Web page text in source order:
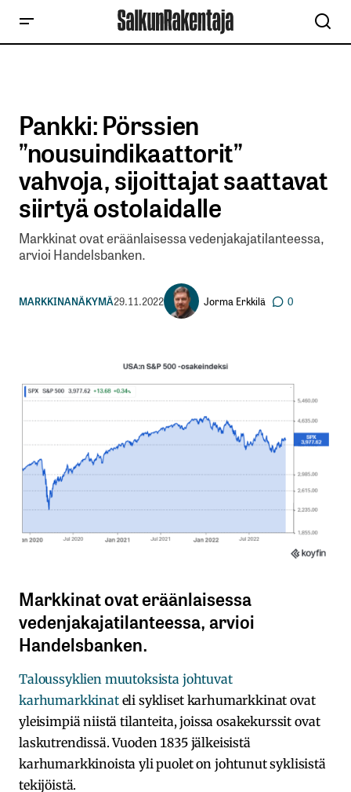
Pankki: Pörssien
”nousuindikaattorit”
vahvoja, sijoittajat saattavat
siirtyä ostolaidalle
Markkinat ovat eräänlaisessa vedenjakajatilanteessa,
arvioi Handelsbanken.
MARKKINANÄKYMÄ29.11.2022 Jorma Erkkilä 0
Markkinat ovat eräänlaisessa
vedenjakajatilanteessa, arvioi
Handelsbanken.
Taloussyklien muutoksista johtuvat
karhumarkkinateli sykliset karhumarkkinat ovat
yleisimpiä niistä tilanteita, joissa osakekurssit ovat
laskutrendissä. Vuoden 1835 jälkeisistä
karhumarkkinoista yli puolet on johtunut syklisistä
tekijöistä.